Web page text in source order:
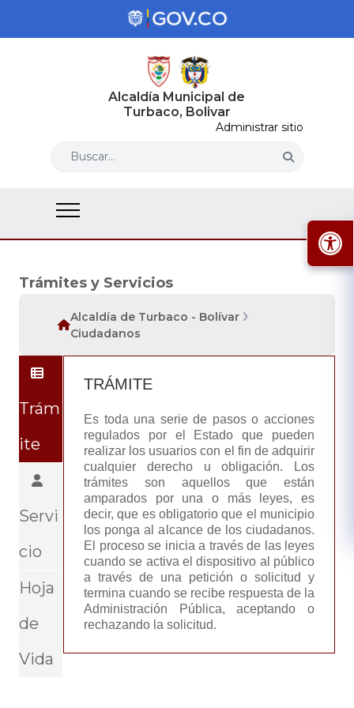
Alcaldía Municipal de
Turbaco, Bolivar
Administrar sitio
Buscar...
Trámites y Servicios
Alcaldía de Turbaco - Bolívar
Ciudadanos
Trám
ite
Servi
cio
Hoja
de
Vida
TRÁMITE
Es toda una serie de pasos o acciones
regulados por el Estado que pueden
realizar los usuarios con el fin de adquirir
cualquier derecho u obligación. Los
trámites son aquellos que están
amparados por una o más leyes, es
decir, que es obligatorio que el municipio
los ponga al alcance de los ciudadanos.
El proceso se inicia a través de las leyes
cuando se activa el dispositivo al público
a través de una petición o solicitud y
termina cuando se recibe respuesta de la
Administración Pública, aceptando o
rechazando la solicitud.